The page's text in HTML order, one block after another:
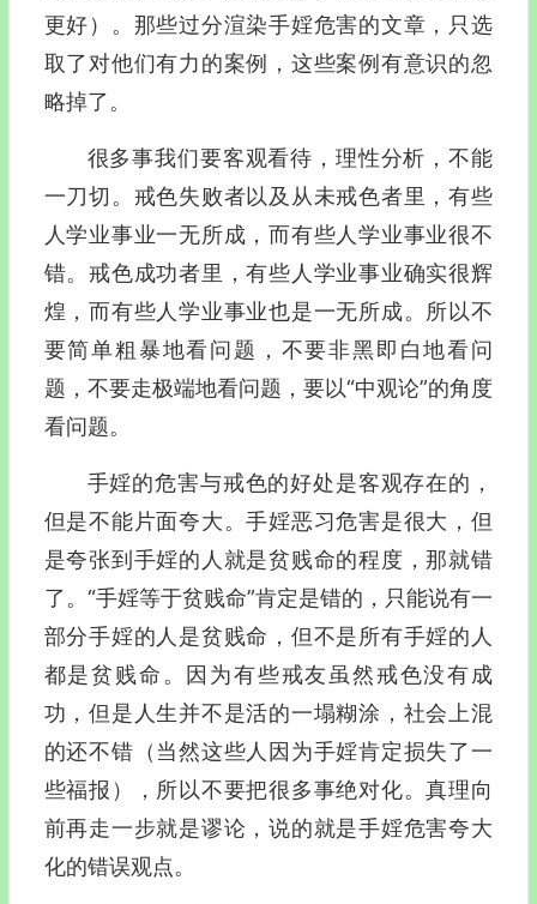
更好）。那些过分渲染手婬危害的文章，只选
取了对他们有力的案例，这些案例有意识的忽
略掉了。
很多事我们要客观看待，理性分析，不能
一刀切。戒色失败者以及从未戒色者里，有些
人学业事业一无所成，而有些人学业事业很不
错。戒色成功者里，有些人学业事业确实很辉
煌，而有些人学业事业也是一无所成。所以不
要简单粗暴地看问题，不要非黑即白地看问
题，不要走极端地看问题，要以“中观论”的角度
看问题。
手婬的危害与戒色的好处是客观存在的，
但是不能片面夸大。手婬恶习危害是很大，但
是夸张到手婬的人就是贫贱命的程度，那就错
了。“手婬等于贫贱命”肯定是错的，只能说有一
部分手婬的人是贫贱命，但不是所有手婬的人
都是贫贱命。因为有些戒友虽然戒色没有成
功，但是人生并不是活的一塌糊涂，社会上混
的还不错（当然这些人因为手婬肯定损失了一
些福报），所以不要把很多事绝对化。真理向
前再走一步就是谬论，说的就是手婬危害夸大
化的错误观点。